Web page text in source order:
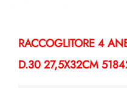
RACCOGLITORE 4
D.30 27,5X32CM